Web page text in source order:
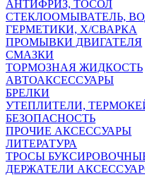
АНТИФРИЗ, ТОСОЛ
СТЕКЛООМЫВАТЕЛЬ,
ГЕРМЕТИКИ, Х/СВАРКА
ПРОМЫВКИ ДВИГАТЕЛЯ
СМАЗКИ
ТОРМОЗНАЯ ЖИДКОСТЬ
АВТОАКСЕССУАРЫ
БРЕЛКИ
УТЕПЛИТЕЛИ,
БЕЗОПАСНОСТЬ
ПРОЧИЕ АКСЕССУАРЫ
ЛИТЕРАТУРА
ТРОСЫ
ДЕРЖАТЕЛИ